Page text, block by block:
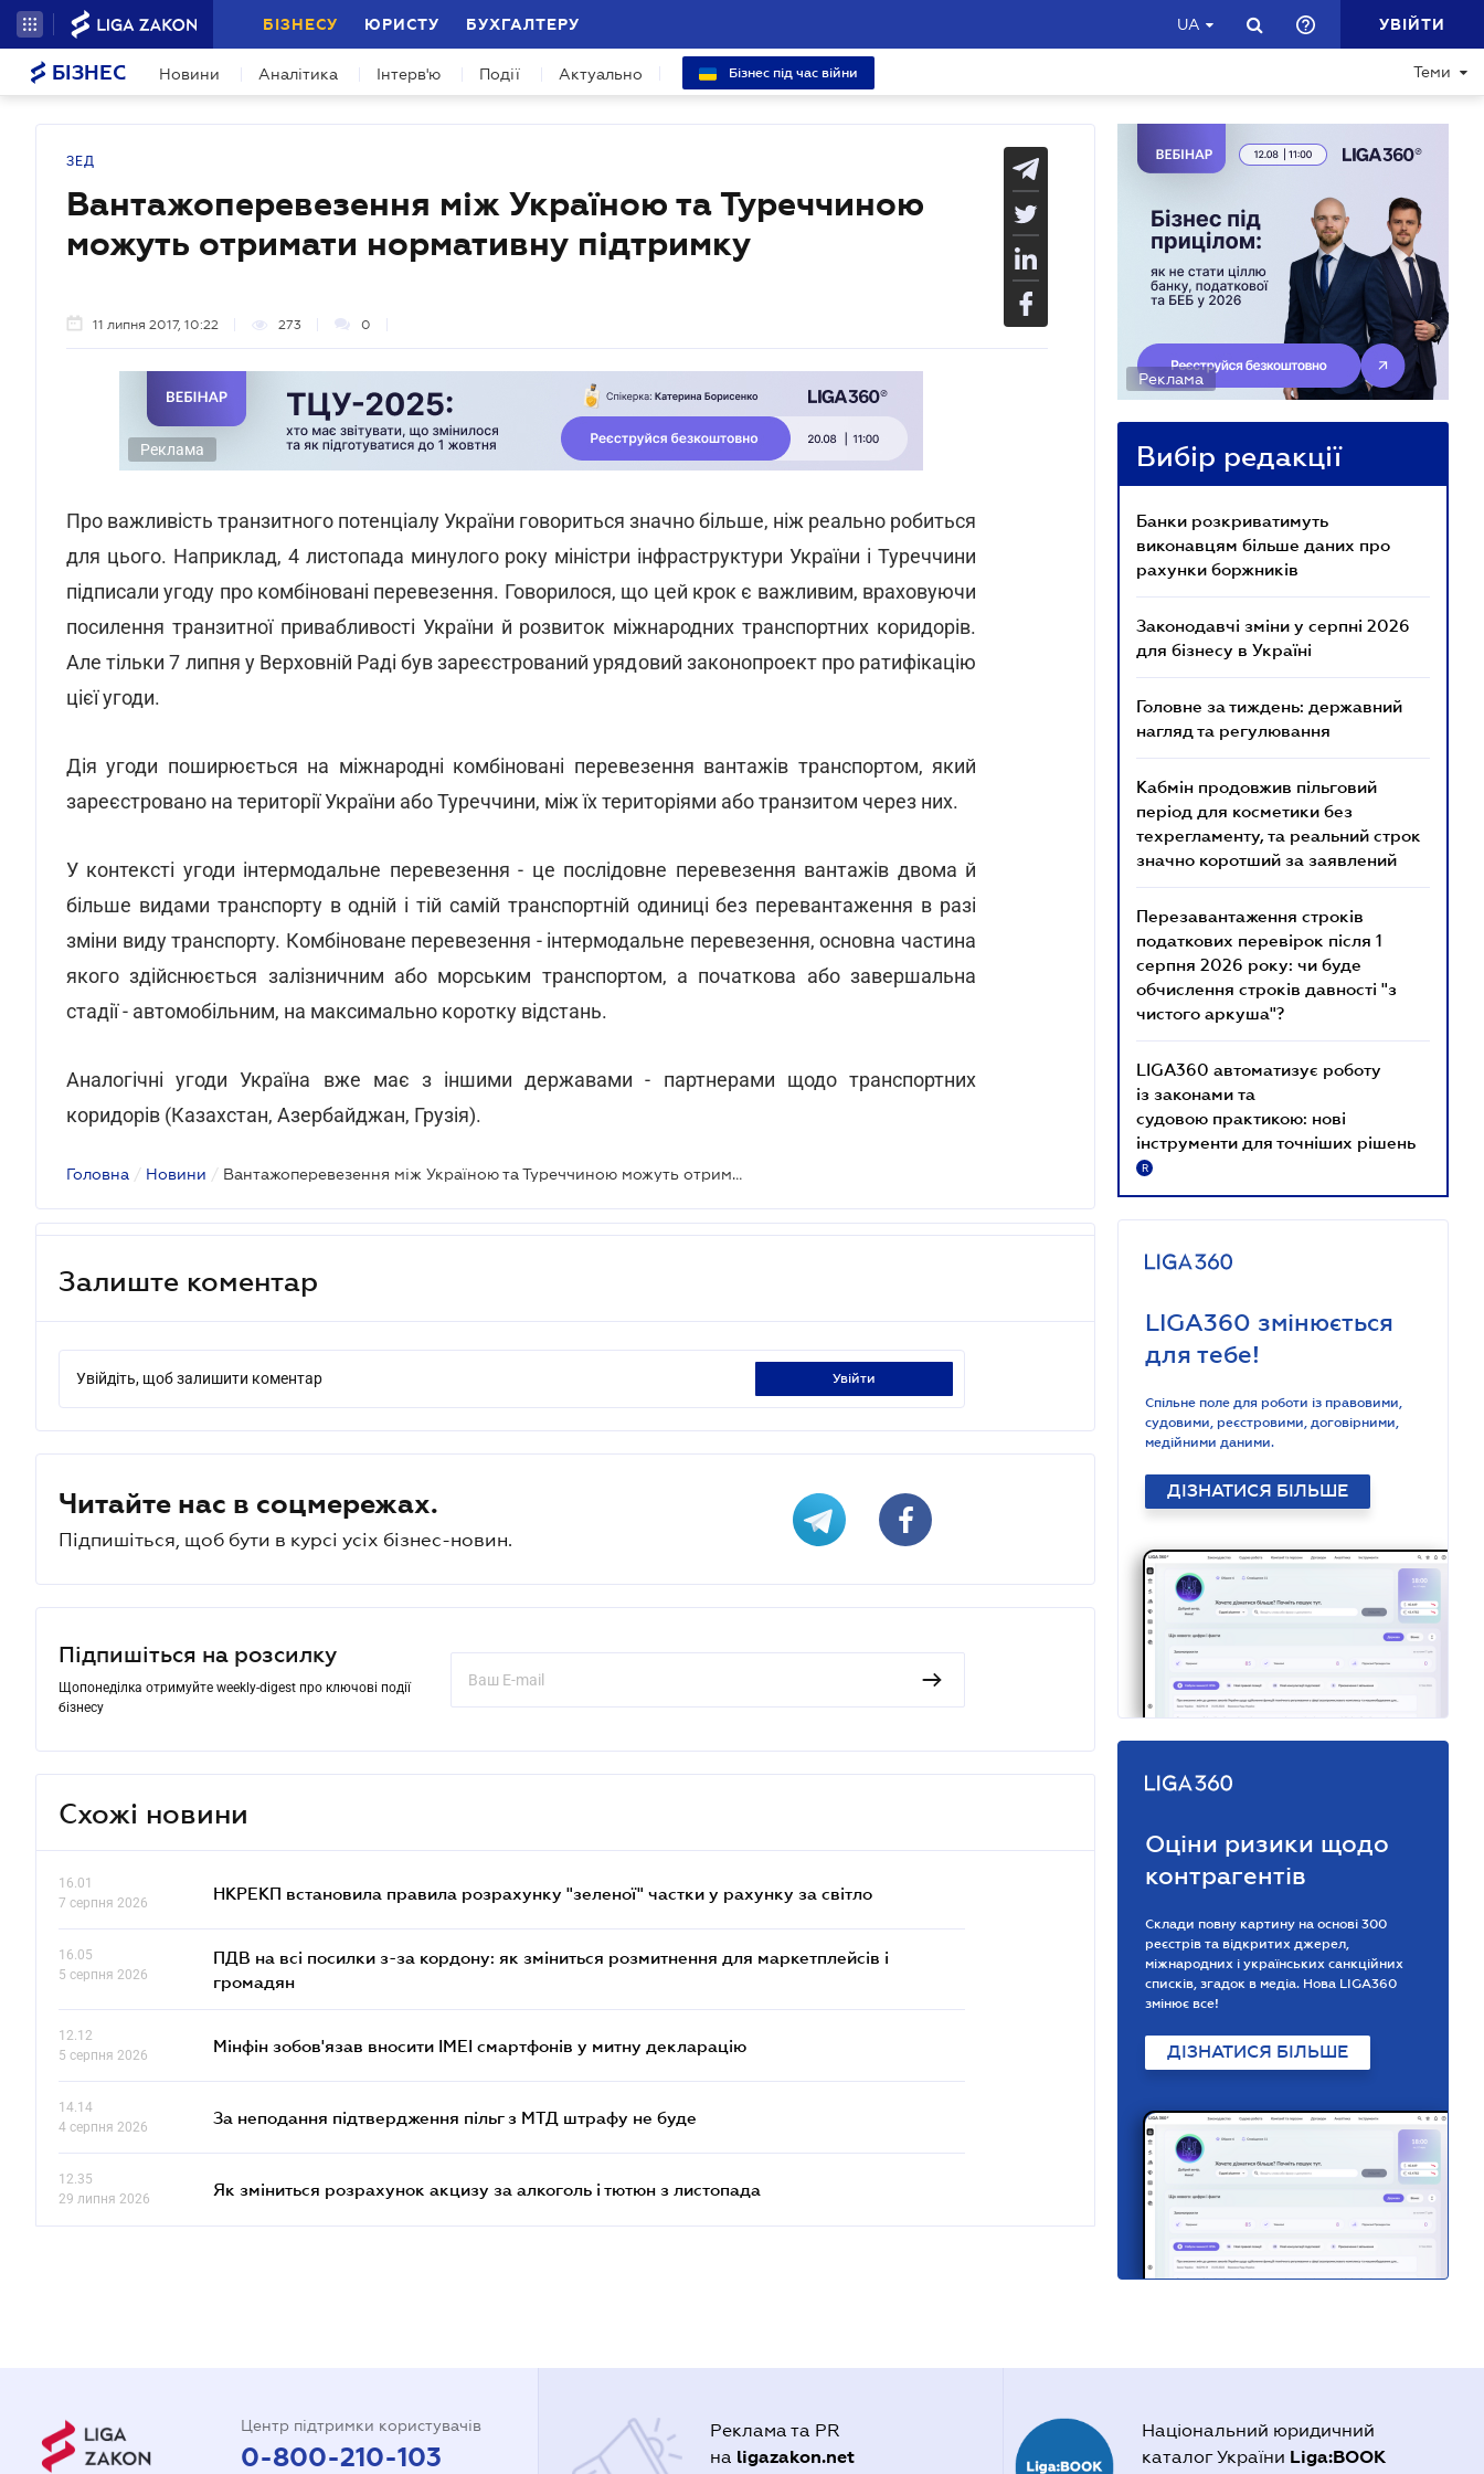
БІЗНЕСУ ЮРИСТУ БУХГАЛТЕРУ UA УВІЙТИ
БІЗНЕС Новини Аналітика Інтерв'ю Події Актуально Бізнес під час війни Теми
ЗЕД
Вантажоперевезення між Україною та Туреччиною
можуть отримати нормативну підтримку
11 липня 2017, 10:22 273 0
Реклама
Про важливість транзитного потенціалу України говориться значно більше, ніж реально робиться
для цього. Наприклад, 4 листопада минулого року міністри інфраструктури України і Туреччини
підписали угоду про комбіновані перевезення. Говорилося, що цей крок є важливим, враховуючи
посилення транзитної привабливості України й розвиток міжнародних транспортних коридорів.
Але тільки 7 липня у Верховній Раді був зареєстрований урядовий законопроект про ратифікацію
цієї угоди.
Дія угоди поширюється на міжнародні комбіновані перевезення вантажів транспортом, який
зареєстровано на території України або Туреччини, між їх територіями або транзитом через них.
У контексті угоди інтермодальне перевезення - це послідовне перевезення вантажів двома й
більше видами транспорту в одній і тій самій транспортній одиниці без перевантаження в разі
зміни виду транспорту. Комбіноване перевезення - інтермодальне перевезення, основна частина
якого здійснюється залізничним або морським транспортом, а початкова або завершальна
стадії - автомобільним, на максимально коротку відстань.
Аналогічні угоди Україна вже має з іншими державами - партнерами щодо транспортних
коридорів (Казахстан, Азербайджан, Грузія).
Головна / Новини / Вантажоперевезення між Україною та Туреччиною можуть отримати нормативну підтримку
Залиште коментар
Увійдіть, щоб залишити коментар увійти
Читайте нас в соцмережах.
Підпишіться, щоб бути в курсі усіх бізнес-новин.
Підпишіться на розсилку
Щопонеділка отримуйте weekly-digest про ключові події
бізнесу
Схожі новини
16.01
7 серпня 2026
НКРЕКП встановила правила розрахунку "зеленої" частки у рахунку за світло
16.05
5 серпня 2026
ПДВ на всі посилки з-за кордону: як зміниться розмитнення для маркетплейсів і
громадян
12.12
5 серпня 2026
Мінфін зобов'язав вносити IMEI смартфонів у митну декларацію
14.14
4 серпня 2026
За неподання підтвердження пільг з МТД штрафу не буде
12.35
29 липня 2026
Як зміниться розрахунок акцизу за алкоголь і тютюн з листопада
Реклама
Вибір редакції
Банки розкриватимуть
виконавцям більше даних про
рахунки боржників
Законодавчі зміни у серпні 2026
для бізнесу в Україні
Головне за тиждень: державний
нагляд та регулювання
Кабмін продовжив пільговий
період для косметики без
техрегламенту, та реальний строк
значно коротший за заявлений
Перезавантаження строків
податкових перевірок після 1
серпня 2026 року: чи буде
обчислення строків давності "з
чистого аркуша"?
LIGA360 автоматизує роботу
із законами та
судовою практикою: нові
інструменти для точніших рішень
R
LIGA360 змінюється
для тебе!
Спільне поле для роботи із правовими,
судовими, реєстровими, договірними,
медійними даними.
ДІЗНАТИСЯ БІЛЬШЕ
Оціни ризики щодо
контрагентів
Склади повну картину на основі 300
реєстрів та відкритих джерел,
міжнародних і українських санкційних
списків, згадок в медіа. Нова LIGA360
змінює все!
ДІЗНАТИСЯ БІЛЬШЕ
Центр підтримки користувачів
0-800-210-103
Реклама та PR
на ligazakon.net
Національний юридичний
каталог України Liga:BOOK